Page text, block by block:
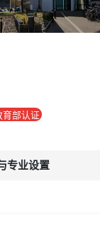
育部认证
专业设置